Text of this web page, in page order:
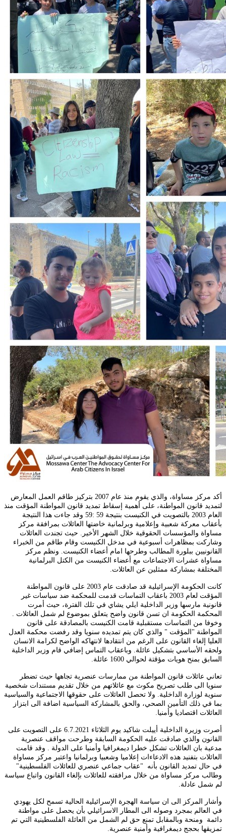
أكد مركز مساواة، والذي يقوم منذ عام 2007 بتركيز طاقم العمل المعارض
لتمديد قانون المواطنة، على أهمية إسقاط تمديد قانون المواطنة المؤقت منذ
العام 2003 بالتصويت في الكنيست بنتيجة 59 :59 وقد جاءت هذا النتيجة
بأعقاب معركة شعبية وإعلامية وبرلمانية خاضتها العائلات بمرافقة مركز
مساواة والمؤسسات الحقوقية خلال الشهر الأخير. حيث تجندت العائلات
وشاركت بمظاهرات أسبوعية في مدخل الكنيست وقام طاقم من الخبراء
القانونيين ببلورة المطالب وطرحها امام أعضاء الكنيست. ونظم مركز
مساواة عشرات الاجتماعات مع أعضاء الكنيست من الكتل البرلمانية
المختلفة بمشاركة ممثلين عن العائلات
كانت الحكومة الإسرائيلية قد صادقت عام 2003 على قانون المواطنة
المؤقت لعام 2003 باعقاب التماسات قدمت للمحكمة ضد سياسات غير
قانونية مارسها وزير الداخلية ايلي يشاي في تلك الفترة، حيث أمرت
المحكمة الحكومة ان تسن قانون واضح يتعلق بموضوع لم شمل العائلات .
وخوفا من التماسات مستقبلية قامت الكنيست بالمصادقة على قانون
المواطنة "المؤقت " والذي كان يتم تمديده سنويا وقد رفضت محكمة العدل
العليا إلغاء القانون على الرغم من انتقادها لانتهاكه الواضح لكرامة الانسان
ولحقه الأساسي بتشكيل عائلة. وباعقاب التماس إضافي قام وزير الداخلية
السابق بمنح هويات مؤقتة لحوالي 1600 عائلة
تعاني عائلات قانون المواطنة من ممارسات عنصرية تجاهها حيث تضطر
سنويا الى طلب تصريح مكوث مع عائلاتهم من خلال تقديم مستندات شخصية
سنوية لوزارة الداخلية. ولا تحصل العائلات على حقوقها الاجتماعية والسياسية
بما في ذلك التأمين الصحي، والحق بالمشاركة السياسية اضافة الى ابتزاز
العائلات اقتصاديا وأمنيا
أصرت وزيرة الداخلية أييلت شاكيد يوم الثلاثاء 6.7.2021 على التصويت على
القانون والذي صادقت عليه الحكومة السابقة وطرحت مواقف عنصرية
مدعية بان العائلات تشكل خطرا ديمغرافيا وأمنيا على الدولة . وقد قامت
العائلات بتفنيد هذه الادعاءات إعلاميا وشعبيا وبرلمانيا واعتبر مركز مساواة
في حال تمديد القانون بأنه "عقاب جماعي عنصري للعائلات الفلسطينية"
وطالب مركز مساواة من خلال مرافقته للعائلات بإلغاء القانون واتباع سياسة
لم شمل عادلة
وأشار المركز الى ان سياسة الهجرة الإسرائيلية الحالية تسمح لكل يهودي
في العالم بمجرد وصوله الى المطار الاسرائيلي بأن يحصل على مواطنة
دائمة ومنحة وبالمقابل تمنع حق لم الشمل من العائلة الفلسطينية التي تم
تمزيقها بحجج ديمغرافية وأمنية عنصرية